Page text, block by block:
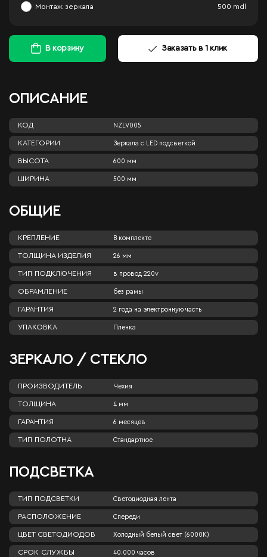
Монтаж зеркала 500 mdl
В корзину Заказать в 1 клик
ОПИСАНИЕ
КОД NZLV005
КАТЕГОРИИ Зеркала c LED подсветкой
ВЫСОТА 600 мм
ШИРИНА 500 мм
ОБЩИЕ
КРЕПЛЕНИЕ В комплекте
ТОЛЩИНА ИЗДЕЛИЯ 26 мм
ТИП ПОДКЛЮЧЕНИЯ в провод 220v
ОБРАМЛЕНИЕ без рамы
ГАРАНТИЯ 2 года на электронную часть
УПАКОВКА Пленка
ЗЕРКАЛО / СТЕКЛО
ПРОИЗВОДИТЕЛЬ Чехия
ТОЛЩИНА 4 мм
ГАРАНТИЯ 6 месяцев
ТИП ПОЛОТНА Стандартное
ПОДСВЕТКА
ТИП ПОДСВЕТКИ Светодиодная лента
РАСПОЛОЖЕНИЕ Спереди
ЦВЕТ СВЕТОДИОДОВ Холодный белый свет (6000К)
СРОК СЛУЖБЫ 40.000 часов